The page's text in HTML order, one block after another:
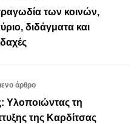
των κοινών,
διδάγματα και
άρθρο
Υλοποιώντας τη
της Καρδίτσας